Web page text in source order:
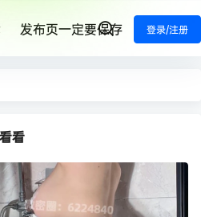
登录/注册
发布页一定要保存
看